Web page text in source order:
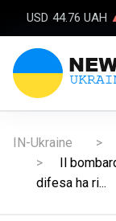
USD 44.76 UAH
IN-Ukraine
Il
difesa ha ri...